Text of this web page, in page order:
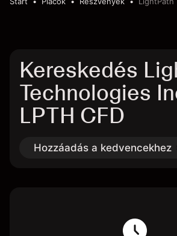
Kereskedés
Technologies
LPTH CFD
Hozzáadás a kedvencekhez